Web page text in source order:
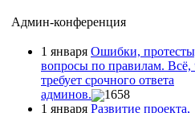
Админ-конференция
1 января Ошибки,
вопросы по правилам. Всё,
требует срочного ответа
админов.
1658
1 января Развитие проекта,